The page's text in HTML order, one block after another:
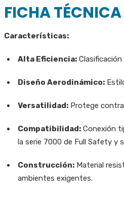
FICHA TÉCNICA
Características:
Alta Eficiencia: Clasificación
Diseño Aerodinámico:
Versatilidad: Protege
Compatibilidad: Conexión
la serie 7000 de Full Safety y
Construcción: Material
ambientes exigentes.